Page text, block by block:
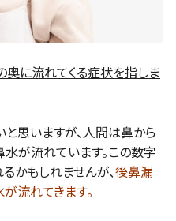
に流れてくる症状を指しま
思いますが、人間は鼻から
が流れています。この数字
かもしれませんが、後鼻漏
流れてきます。